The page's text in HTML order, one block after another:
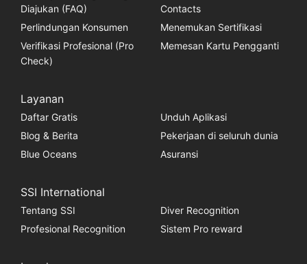
Diajukan (FAQ)
Contacts
Perlindungan Konsumen
Menemukan Sertifikasi
Verifikasi Profesional (Pro
Check)
Memesan Kartu Pengganti
Layanan
Daftar Gratis
Unduh Aplikasi
Blog & Berita
Pekerjaan di seluruh dunia
Blue Oceans
Asuransi
SSI International
Tentang SSI
Diver Recognition
Profesional Recognition
Sistem Pro reward